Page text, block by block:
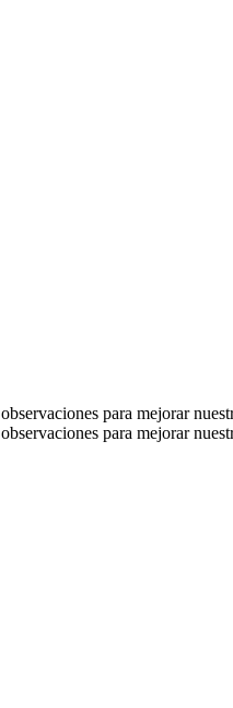
para mejorar
para mejorar